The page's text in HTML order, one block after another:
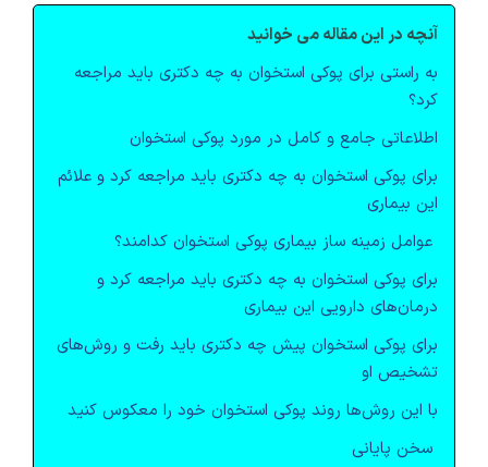
آنچه در این مقاله می خوانید
به راستی برای پوکی استخوان به چه دکتری باید مراجعه
کرد؟
اطلاعاتی جامع و کامل در مورد پوکی استخوان
برای پوکی استخوان به چه دکتری باید مراجعه کرد و علائم
این بیماری
عوامل زمینه ساز بیماری پوکی استخوان کدامند؟
برای پوکی استخوان به چه دکتری باید مراجعه کرد و
درمان‌‌های دارویی این بیماری
برای پوکی استخوان پیش چه دکتری باید رفت و روش‌های
تشخیص او
با این روش‌ها روند پوکی استخوان خود را معکوس کنید
سخن پایانی